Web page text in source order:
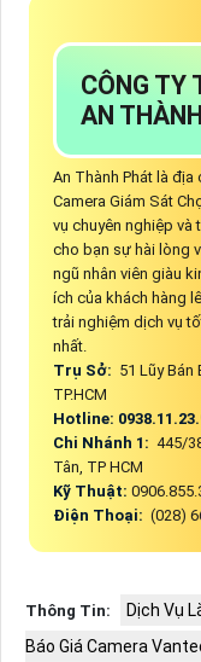
CÔNG TY
AN
An Thành Phát là
Camera Giám Sát
vụ chuyên nghiệp và
cho bạn sự hài lòng
ngũ nhân viên giàu
ích của khách hàng
trải nghiệm dịch vụ
nhất.
Trụ Sở: 51 Lũy Bán
TP.HCM
Hotline:
Chi Nhánh 1: 445/
Tân, TP HCM
Kỹ Thuật:
Điện Thoại: (028)
Thông Tin: Dịch Vụ
Báo Giá Camera